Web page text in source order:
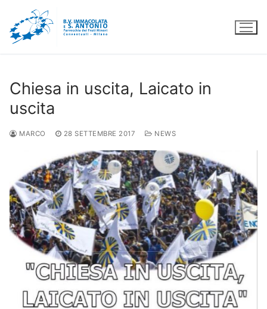
contenuto
Chiesa in uscita, Laicato in
uscita
MARCO 28 SETTEMBRE 2017 NEWS